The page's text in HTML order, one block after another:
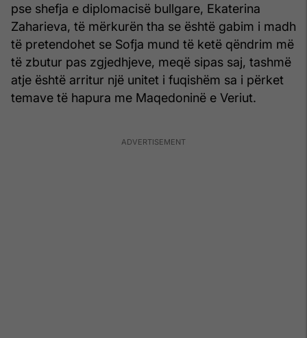
pse shefja e diplomacisë bullgare, Ekaterina
Zaharieva, të mërkurën tha se është gabim i madh
të pretendohet se Sofja mund të ketë qëndrim më
të zbutur pas zgjedhjeve, meqë sipas saj, tashmë
atje është arritur një unitet i fuqishëm sa i përket
temave të hapura me Maqedoninë e Veriut.